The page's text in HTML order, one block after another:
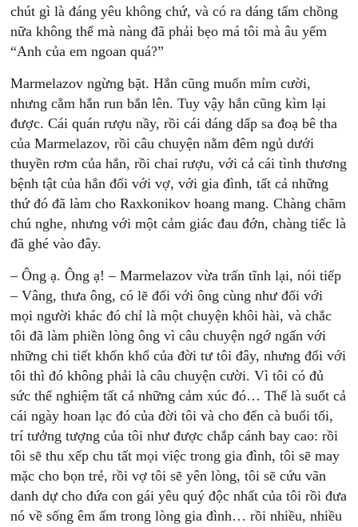
chút gì là đáng yêu không chứ, và có ra dáng tấm chồng
nữa không thể mà nàng đã phải bẹo má tôi mà âu yếm
“Anh của em ngoan quá?”
Marmelazov ngừng bặt. Hắn cũng muốn mỉm cười,
nhưng cằm hắn run bắn lên. Tuy vậy hắn cũng kìm lại
được. Cái quán rượu nầy, rồi cái dáng dấp sa đoạ bê tha
của Marmelazov, rồi câu chuyện nằm đêm ngủ dưới
thuyền rơm của hắn, rồi chai rượu, với cả cái tình thương
bệnh tật của hắn đối với vợ, với gia đình, tất cả những
thứ đó đã làm cho Raxkonikov hoang mang. Chàng chăm
chú nghe, nhưng với một cảm giác đau đớn, chàng tiếc là
đã ghé vào đây.
– Ông ạ. Ông ạ! – Marmelazov vừa trấn tĩnh lại, nói tiếp
– Vâng, thưa ông, có lẽ đối với ông cùng như đối với
mọi người khác đó chỉ là một chuyện khôi hài, và chắc
tôi đã làm phiền lòng ông vì câu chuyện ngớ ngấn với
những chi tiết khốn khổ của đời tư tôi đây, nhưng đối với
tôi thì đó không phải là câu chuyện cười. Vì tôi có đủ
sức thể nghiệm tất cả những cảm xúc đó… Thế là suốt cả
cái ngày hoan lạc đó của đời tôi và cho đến cà buổi tối,
trí tưởng tượng của tôi như được chắp cánh bay cao: rồi
tôi sẽ thu xếp chu tất mọi việc trong gia đình, tôi sẽ may
mặc cho bọn trẻ, rồi vợ tôi sẽ yên lòng, tôi sẽ cứu vãn
danh dự cho đứa con gái yêu quý độc nhất của tôi rồi đưa
nó về sống êm ấm trong lòng gia đình… rồi nhiều, nhiều